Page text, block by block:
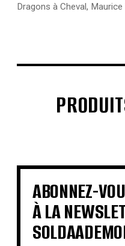
Dragons à Cheval,
€
€
€
ABONNEZ-
À LA